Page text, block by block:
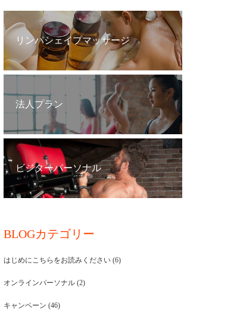
リンパシェイプマッサージ
法人プラン
ビジターパーソナル
BLOGカテゴリー
はじめにこちらをお読みください (6)
オンラインパーソナル (2)
キャンペーン (46)